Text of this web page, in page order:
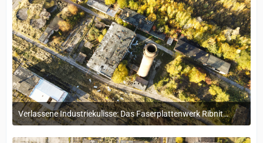
Verlassene Industriekulisse: Das Faserplattenwerk Ribnitz-Damgarten
4. November 2024 um 16:15